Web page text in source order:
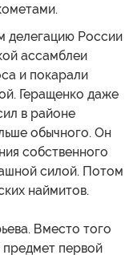
делегацию России
ассамблеи
и покарали
Геращенко даже
в районе
обычного. Он
собственного
силой. Потом
наймитов.
Вместо того
первой